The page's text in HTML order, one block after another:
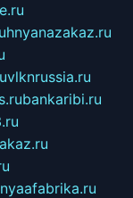
vlknrussia.ru
bankaribi.ru